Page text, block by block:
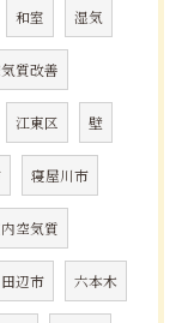
和室 湿気
質改善
江東区 壁
寝屋川市
空気質
田辺市 六本木